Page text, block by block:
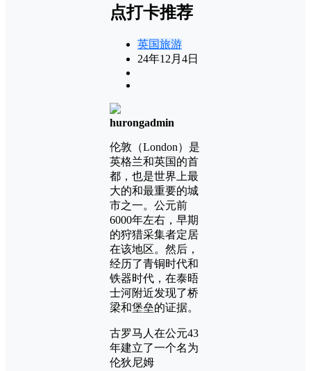
点打卡推荐
英国旅游
24年12月4日
hurongadmin
伦敦（London）是
英格兰和英国的首
都，也是世界上最
大的和最重要的城
市之一。公元前
6000年左右，早期
的狩猎采集者定居
在该地区。然后，
经历了青铜时代和
铁器时代，在泰晤
士河附近发现了桥
梁和堡垒的证据。
古罗马人在公元43
年建立了一个名为
伦狄尼姆